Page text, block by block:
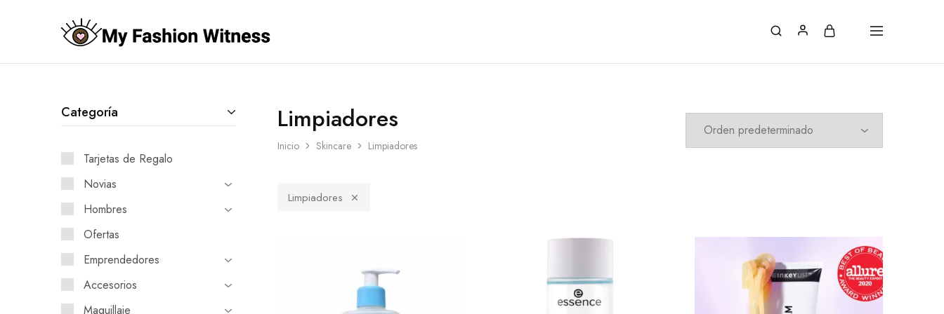
My
Fashion
by
Limpiadores
Inicio Skincare Limpiadores
Limpiadores
Categoría
Tarjetas de Regalo
Novias
Hombres
Ofertas
Emprendedores
Accesorios
Maquillaje